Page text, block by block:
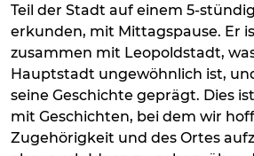
Teil der Stadt auf einem 5-
erkunden, mit Mittagspause. Er
zusammen mit Leopoldstadt,
Hauptstadt ungewöhnlich ist,
seine Geschichte geprägt. Dies
mit Geschichten, bei dem wir
Zugehörigkeit und des Ortes